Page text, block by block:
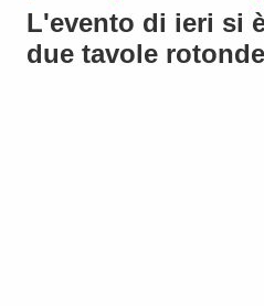
L'evento di ieri si
due tavole rotonde